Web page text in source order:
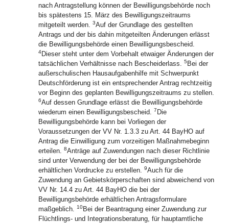
nach Antragstellung können der Bewilligungsbehörde noch
bis spätestens 15. März des Bewilligungszeitraums
mitgeteilt werden. 3Auf der Grundlage des gestellten
Antrags und der bis dahin mitgeteilten Änderungen erlässt
die Bewilligungsbehörde einen Bewilligungsbescheid.
4Dieser steht unter dem Vorbehalt etwaiger Änderungen der
tatsächlichen Verhältnisse nach Bescheiderlass. 5 Bei der
außerschulischen Hausaufgabenhilfe mit Schwerpunkt
Deutschförderung ist ein entsprechender Antrag rechtzeitig
vor Beginn des geplanten Bewilligungszeitraums zu stellen.
6Auf dessen Grundlage erlässt die Bewilligungsbehörde
wiederum einen Bewilligungsbescheid. 7 Die
Bewilligungsbehörde kann bei Vorliegen der
Voraussetzungen der VV Nr. 1.3.3 zu Art. 44 BayHO auf
Antrag die Einwilligung zum vorzeitigen Maßnahmebeginn
erteilen. 8Anträge auf Zuwendungen nach dieser Richtlinie
sind unter Verwendung der bei der Bewilligungsbehörde
erhältlichen Vordrucke zu erstellen. 9Auch für die
Zuwendung an Gebietskörperschaften sind abweichend von
VV Nr. 14.4 zu Art. 44 BayHO die bei der
Bewilligungsbehörde erhältlichen Antragsformulare
maßgeblich. 10Bei der Beantragung einer Zuwendung zur
Flüchtlings- und Integrationsberatung, für hauptamtliche